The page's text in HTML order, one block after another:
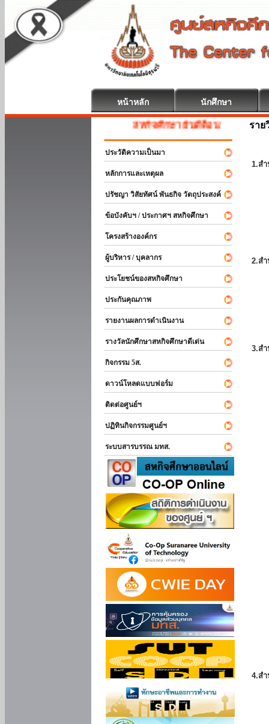
หน้าหลัก นักศึกษา
สหกิจศึกษา ยินดีต้อนรับ
ประวัติความเป็นมา
หลักการและเหตุผล
ปรัชญา วิสัยทัศน์ พันธกิจ วัตถุประสงค์
ข้อบังคับฯ / ประกาศฯ สหกิจศึกษา
โครงสร้างองค์กร
ผู้บริหาร / บุคลากร
ประโยชน์ของสหกิจศึกษา
ประกันคุณภาพ
รายงานผลการดำเนินงาน
รางวัลนักศึกษาสหกิจศึกษาดีเด่น
กิจกรรม 5ส.
ดาวน์โหลดแบบฟอร์ม
ติดต่อศูนย์ฯ
ปฏิทินกิจกรรมศูนย์ฯ
ระบบสารบรรณ มทส.
ราย
1.ส
2.ส
3.ส
4.ส